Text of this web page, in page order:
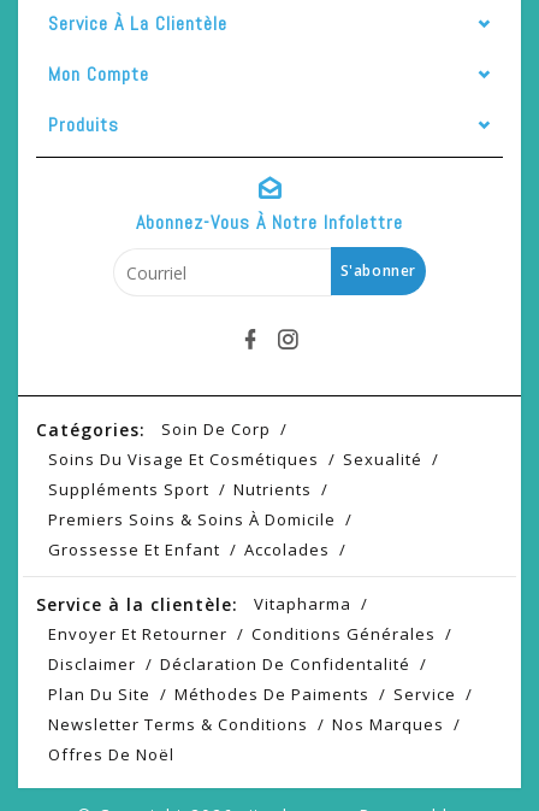
Service À La Clientèle
Mon Compte
Produits
Abonnez-Vous À Notre Infolettre
S'abonner
Catégories:
Soin De Corp
Soins Du Visage Et Cosmétiques
Sexualité
Suppléments Sport
Nutrients
Premiers Soins & Soins À Domicile
Grossesse Et Enfant
Accolades
Service à la clientèle:
Vitapharma
Envoyer Et Retourner
Conditions Générales
Disclaimer
Déclaration De Confidentalité
Plan Du Site
Méthodes De Paiments
Service
Newsletter Terms & Conditions
Nos Marques
Offres De Noël